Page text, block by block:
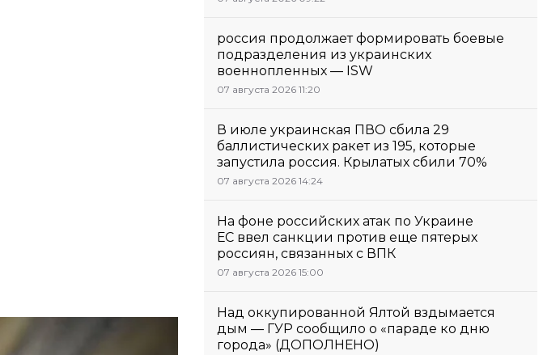
россия продолжает формировать боевые
подразделения из украинских
военнопленных — ISW
07 августа 2026 11:20
В июле украинская ПВО сбила 29
баллистических ракет из 195, которые
запустила россия. Крылатых сбили 70%
07 августа 2026 14:24
На фоне российских атак по Украине
ЕС ввел санкции против еще пятерых
россиян, связанных с ВПК
07 августа 2026 15:00
Над оккупированной Ялтой вздымается
дым — ГУР сообщило о «параде ко дню
города» (ДОПОЛНЕНО)